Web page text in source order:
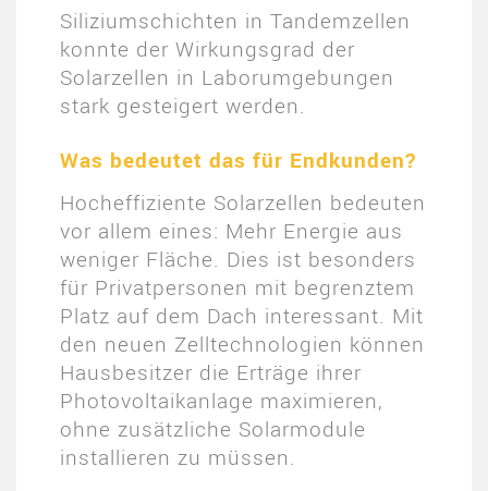
Siliziumschichten in Tandemzellen
konnte der Wirkungsgrad der
Solarzellen in Laborumgebungen
stark gesteigert werden.
Was bedeutet das für Endkunden?
Hocheffiziente Solarzellen bedeuten
vor allem eines: Mehr Energie aus
weniger Fläche. Dies ist besonders
für Privatpersonen mit begrenztem
Platz auf dem Dach interessant. Mit
den neuen Zelltechnologien können
Hausbesitzer die Erträge ihrer
Photovoltaikanlage maximieren,
ohne zusätzliche Solarmodule
installieren zu müssen.